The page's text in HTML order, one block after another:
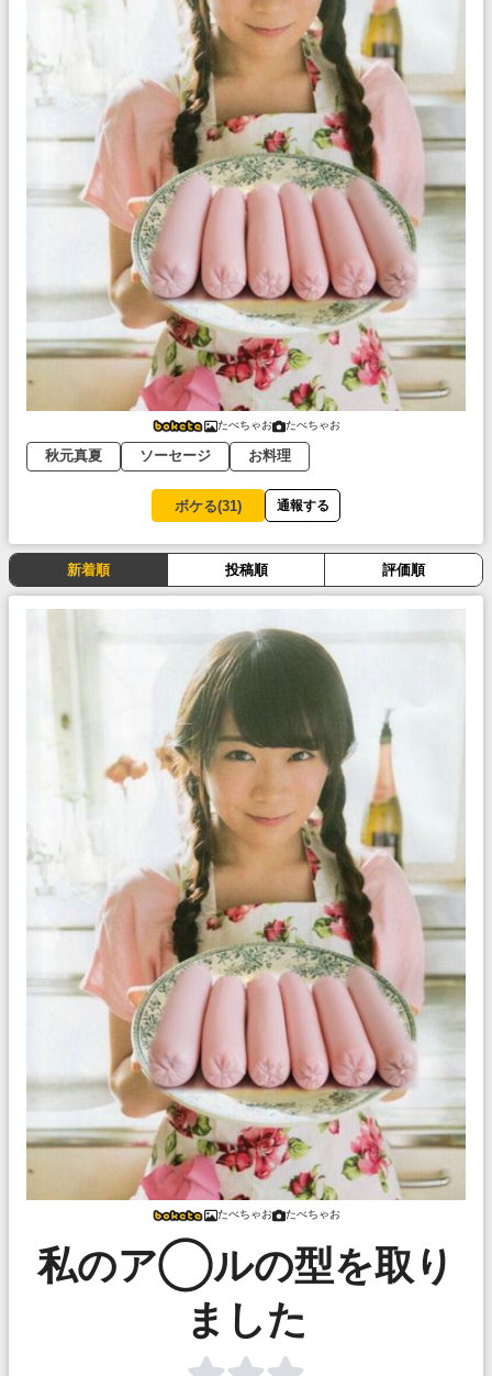
たべちゃお たべちゃお
秋元真夏 ソーセージ お料理
ボケる(31) 通報する
新着順 投稿順 評価順
たべちゃお たべちゃお
私のア◯ルの型を取り
ました